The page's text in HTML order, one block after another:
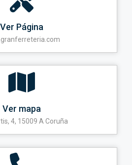
Ver Página
Ver mapa
4, 15009 A Coruña